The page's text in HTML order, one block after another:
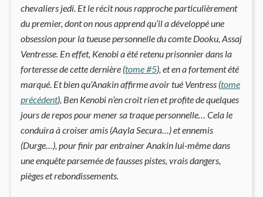
chevaliers jedi. Et le récit nous rapproche particulièrement
du premier, dont on nous apprend qu’il a développé une
obsession pour la tueuse personnelle du comte Dooku, Assaj
Ventresse. En effet, Kenobi a été retenu prisonnier dans la
forteresse de cette dernière (tome #5), et en a fortement été
marqué. Et bien qu’Anakin affirme avoir tué Ventress (tome
précédent), Ben Kenobi n’en croit rien et profite de quelques
jours de repos pour mener sa traque personnelle… Cela le
conduira à croiser amis (Aayla Secura…) et ennemis
(Durge…), pour finir par entrainer Anakin lui-même dans
une enquête parsemée de fausses pistes, vrais dangers,
pièges et rebondissements.